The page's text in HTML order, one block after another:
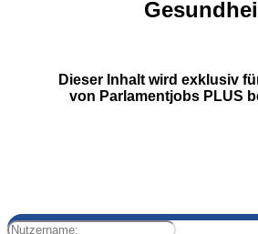
Dieser Inhalt wird exklusiv
von Parlamentjobs PLUS